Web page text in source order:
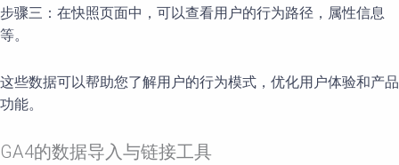
步骤三：在快照页面中，可以查看用户的行为路径，属性信息
等。
这些数据可以帮助您了解用户的行为模式，优化用户体验和产品
功能。
GA4的数据导入与链接工具